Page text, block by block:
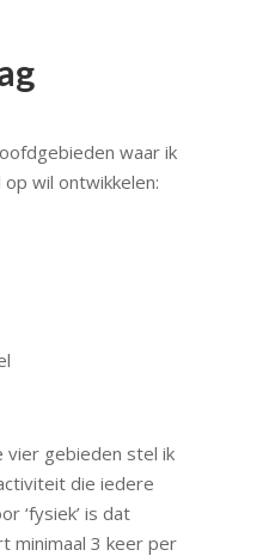
waar ik
wil ontwikkelen:
vier gebieden stel ik
die iedere
‘fysiek’ is dat
minimaal 3 keer per